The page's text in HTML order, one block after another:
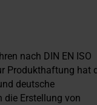
nach DIN EN ISO
Produkthaftung hat
deutsche
die Erstellung von